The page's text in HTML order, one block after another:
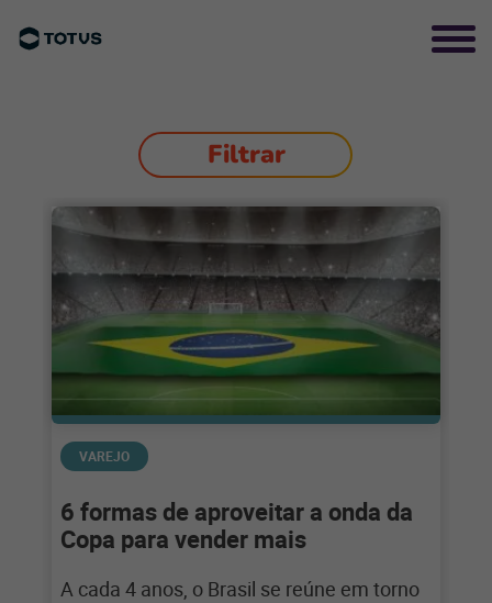
Filtrar
VAREJO
6 formas de aproveitar a onda da
Copa para vender mais
A cada 4 anos, o Brasil se reúne em torno